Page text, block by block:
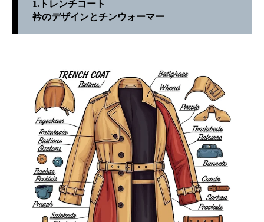
1.トレンチコート
衿のデザインとチンウォーマー